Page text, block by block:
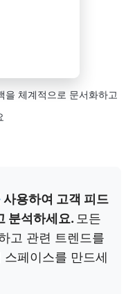
체계적으로 문서화하고
사용하여 고객 피드
분석하세요. 모든
고 관련 트렌드를
페이스를 만드세